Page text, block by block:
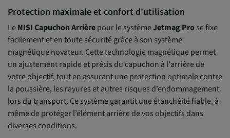
Protection maximale et confort d'utilisation
LeNISI Capuchon Arrièrepour le systèmeJetmag Prose fixe
facilement et en toute sécurité grâce à son système
magnétique novateur. Cette technologie magnétique permet
un ajustement rapide et précis du capuchon à l'arrière de
votre objectif, tout en assurant une protection optimale contre
la poussière, les rayures et autres risques d’endommagement
lors du transport. Ce système garantit une étanchéité fiable, à
même de protéger l’élément arrière de vos objectifs dans
diverses conditions.